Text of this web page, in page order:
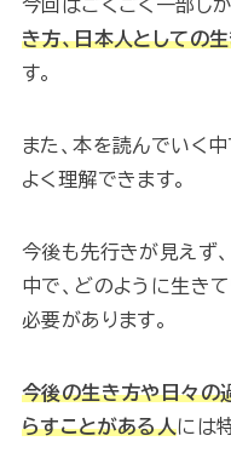
今回はごくごく一部し
き方、日本人としての
す。
また、本を読んでいく
よく理解できます。
今後も先行きが見えず
中で、どのように生き
必要があります。
今後の生き方や日々の
らすことがある人には